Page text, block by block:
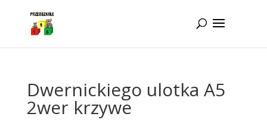
Dwernickiego ulotka A5
2wer krzywe